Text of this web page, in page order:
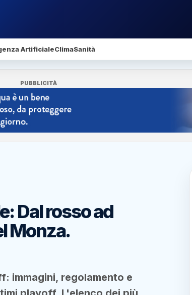
ArtificialeClimaSanità
PUBBLICITÀ
Dal rosso ad
Monza.
immagini, regolamento e